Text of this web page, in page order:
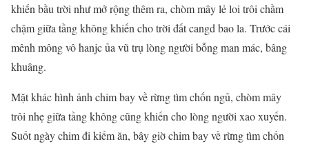
khiến bầu trời như mở rộng thêm ra, chòm mây lẻ loi trôi chầm
chậm giữa tầng không khiến cho trời đất cangd bao la. Trước cái
mênh mông vô hanjc ủa vũ trụ lòng người bỗng man mác, bâng
khuâng.
Mặt khác hình ảnh chim bay về rừng tìm chốn ngủ, chòm mây
trôi nhẹ giữa tầng không cũng khiến cho lòng người xao xuyến.
Suốt ngày chim đi kiếm ăn, bây giờ chim bay về rừng tìm chốn